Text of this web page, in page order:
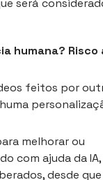
humana? Risco
feitos por
melhorar ou
com ajuda da IA,
desde que